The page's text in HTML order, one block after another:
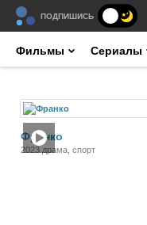
ПОДПИШИСЬ
Фильмы Сериалы
Франко
2023 драма, спорт